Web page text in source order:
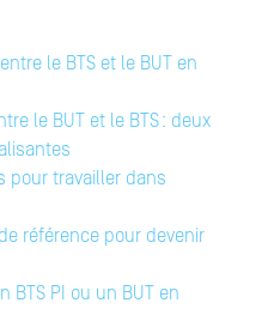
le BTS et le BUT en
le BUT et le BTS : deux
pour travailler dans
référence pour devenir
BTS PI ou un BUT en